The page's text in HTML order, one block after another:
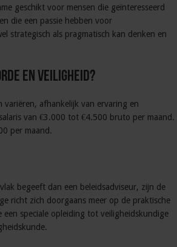
geschikt voor mensen die geïnteresseerd
die een passie hebben voor
strategisch als pragmatisch kan denken en
en veiligheid?
variëren, afhankelijk van ervaring en
van €3.000 tot €4.500 bruto per maand.
per maand.
begeeft dan een beleidsadviseur, zijn de
richt zich doorgaans meer op de praktische
speciale opleiding tot veiligheidskundige